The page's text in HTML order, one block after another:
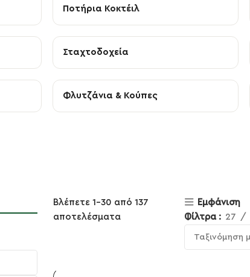
Ποτήρια Κοκτέιλ
Σταχτοδοχεία
Φλυτζάνια & Κούπες
Βλέπετε 1–30 από 137
αποτελέσματα
Εμφάνιση
Φίλτρα
27